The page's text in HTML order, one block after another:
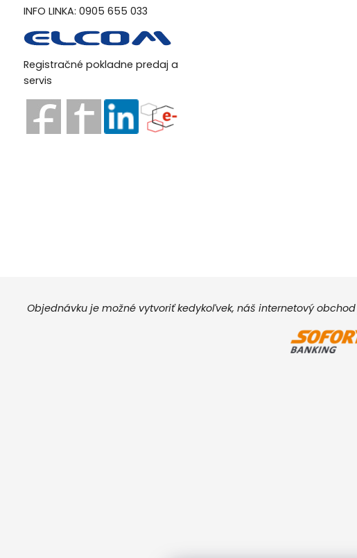
INFO LINKA: 0905 655 033
Registračné pokladne predaj a
servis
Objednávku je možné vytvoriť kedykoľvek, náš internetový